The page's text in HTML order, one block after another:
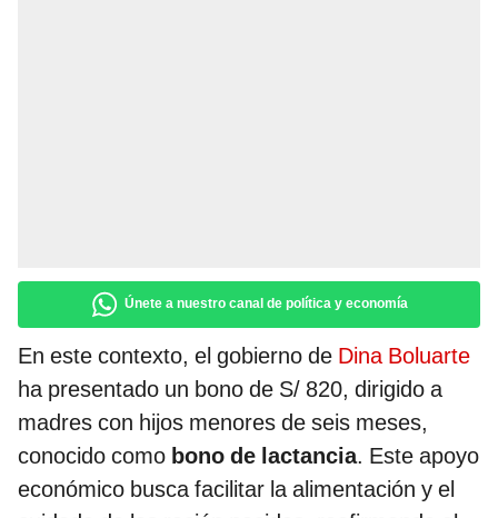
Únete a nuestro canal de política y economía
En este contexto, el gobierno de Dina Boluarte
ha presentado un bono de S/ 820, dirigido a
madres con hijos menores de seis meses,
conocido como bono de lactancia. Este apoyo
económico busca facilitar la alimentación y el